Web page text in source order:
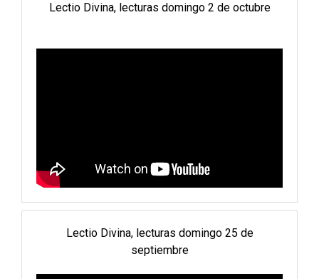
Lectio Divina, lecturas domingo 2 de octubre
Lectio Divina, lecturas domingo 25 de
septiembre